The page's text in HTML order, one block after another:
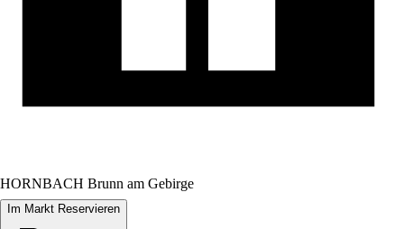
HORNBACH Brunn am Gebirge
Im Markt Reservieren